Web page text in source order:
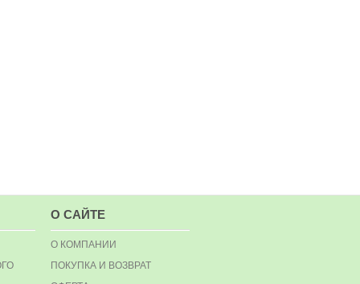
О САЙТЕ
О КОМПАНИИ
ПОКУПКА И ВОЗВРАТ